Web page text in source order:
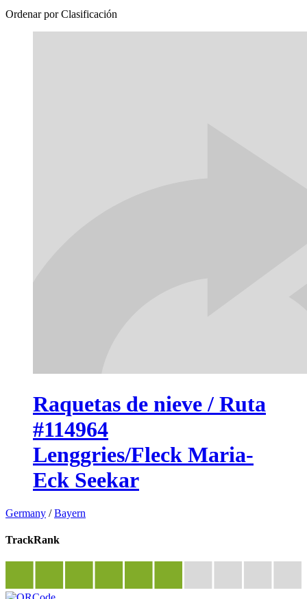
Ordenar por Clasificación
Raquetas de nieve / Ruta
#114964
Lenggries/Fleck Maria-
Eck Seekar
Germany /Bayern
TrackRank